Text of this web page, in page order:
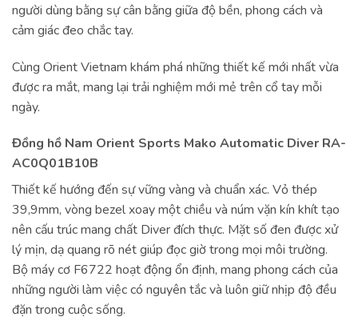
người dùng bằng sự cân bằng giữa độ bền, phong cách và
cảm giác đeo chắc tay.
Cùng Orient Vietnam khám phá những thiết kế mới nhất vừa
được ra mắt, mang lại trải nghiệm mới mẻ trên cổ tay mỗi
ngày.
Đồng hồ Nam Orient Sports Mako Automatic Diver RA-
AC0Q01B10B
Thiết kế hướng đến sự vững vàng và chuẩn xác. Vỏ thép
39,9mm, vòng bezel xoay một chiều và núm vặn kín khít tạo
nên cấu trúc mang chất Diver đích thực. Mặt số đen được xử
lý mịn, dạ quang rõ nét giúp đọc giờ trong mọi môi trường.
Bộ máy cơ F6722 hoạt động ổn định, mang phong cách của
những người làm việc có nguyên tắc và luôn giữ nhịp độ đều
đặn trong cuộc sống.